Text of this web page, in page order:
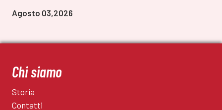
Agosto 03,2026
Chi siamo
Storia
Contatti